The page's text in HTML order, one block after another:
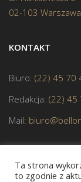
02-103 Warszawa
KONTAKT
Biuro: (22) 45 70
Redakcja: (22) 45
Mail:
Ta strona
to zgodnie z